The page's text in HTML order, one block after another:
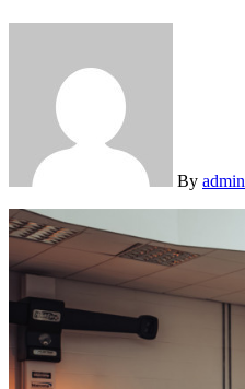
By admin